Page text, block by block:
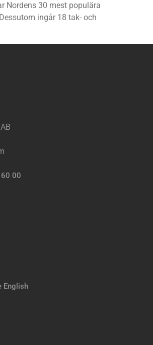
Nordens 30 mest populära
ingår 18 tak- och
00
English